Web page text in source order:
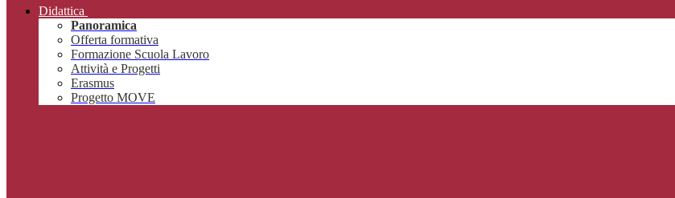
Didattica
Panoramica
Offerta formativa
Formazione Scuola Lavoro
Attività e Progetti
Erasmus
Progetto MOVE